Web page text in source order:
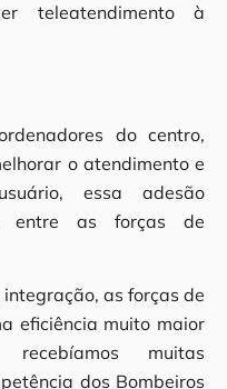
teleatendimento à
do centro,
o atendimento e
essa adesão
entre as forças de
integração, as forças de
eficiência muito maior
muitas
dos Bombeiros